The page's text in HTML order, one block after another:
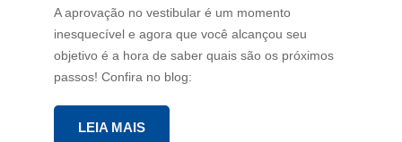
A aprovação no vestibular é um momento
inesquecível e agora que você alcançou seu
objetivo é a hora de saber quais são os próximos
passos! Confira no blog:
LEIA MAIS